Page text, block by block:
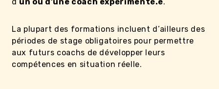
La plupart des formations incluent d’ailleurs des
périodes de stage obligatoires pour permettre
aux futurs coachs de développer leurs
compétences en situation réelle.